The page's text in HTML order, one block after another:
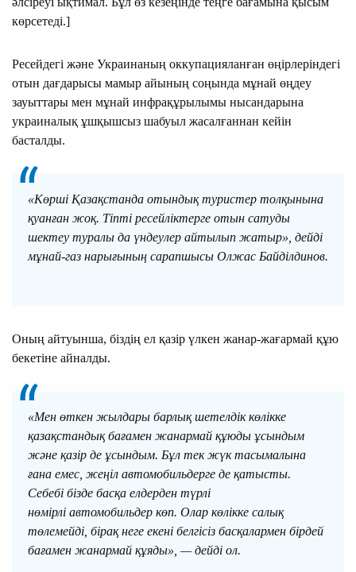
көрсетеді.]
Ресейдегі және Украинаның оккупацияланған өңірлеріндегі
отын дағдарысы мамыр айының соңында мұнай өңдеу
зауыттары мен мұнай инфрақұрылымы нысандарына
украиналық ұшқышсыз шабуыл жасалғаннан кейін
басталды.
«Көрші Қазақстанда отындық туристер толқынына
қуанған жоқ. Тіпті ресейліктерге отын сатуды
шектеу туралы да үндеулер айтылып жатыр», дейді
мұнай-газ нарығының сарапшысы Олжас Байділдинов.
Оның айтуынша, біздің ел қазір үлкен жанар-жағармай құю
бекетіне айналды.
«Мен өткен жылдары барлық шетелдік көлікке
қазақстандық бағамен жанармай құюды ұсындым
және қазір де ұсындым. Бұл тек жүк тасымалына
ғана емес, жеңіл автомобильдерге де қатысты.
Себебі бізде басқа елдерден түрлі
нөмірлі автомобильдер көп. Олар көлікке салық
төлемейді, бірақ неге екені белгісіз басқалармен бірдей
бағамен жанармай құяды», — дейді ол.